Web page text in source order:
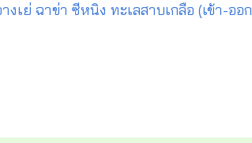
งเย่ ฉาข่า ซีหนิง ทะเลสาบเกลือ (เข้า-อ